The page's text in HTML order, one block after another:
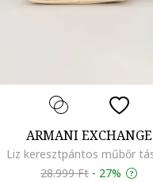
ARMANI EXCHANGE
28.999 Ft - 27%